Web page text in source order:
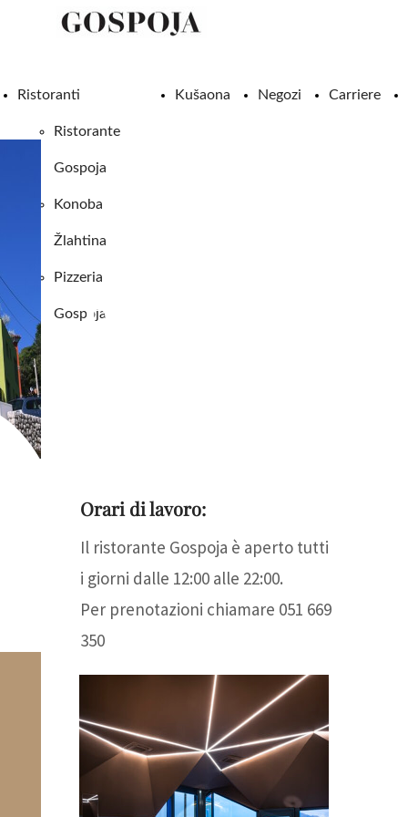
Ristoranti
Ristorante
Gospoja
Konoba
Žlahtina
Pizzeria
Gospoja
Kušaona Negozi Carriere
Orari di lavoro:
Il ristorante Gospoja è aperto tutti
i giorni dalle 12:00 alle 22:00.
Per prenotazioni chiamare 051 669
350